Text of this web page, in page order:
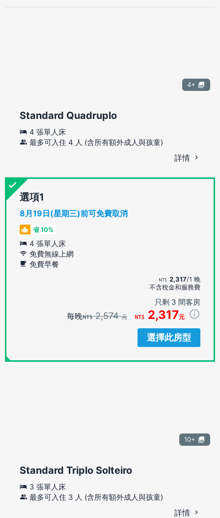
4+
Standard Quadruplo
4 張單人床
最多可入住 4 人 (含所有額外成人與孩童)
詳情
選項
8月19日(星期三)前可免費取消
省 10%
4 張單人床
免費無線上網
免費早餐
2,317/1 晚
不含稅金和服務費
只剩 3 間客房
每晚 2,574元 2,317元
選擇此房型
10+
Standard Triplo Solteiro
3 張單人床
最多可入住 3 人 (含所有額外成人與孩童)
詳情